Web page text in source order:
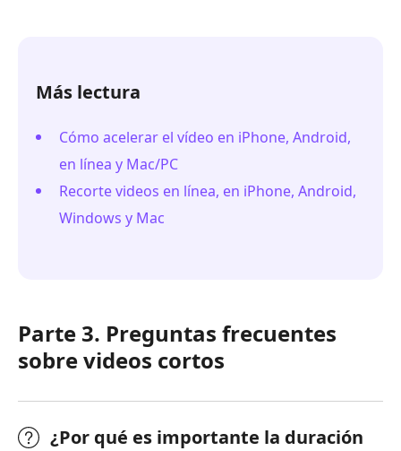
Más lectura
Cómo acelerar el vídeo en iPhone, Android,
en línea y Mac/PC
Recorte videos en línea, en iPhone, Android,
Windows y Mac
Parte 3. Preguntas frecuentes
sobre videos cortos
¿Por qué es importante la duración